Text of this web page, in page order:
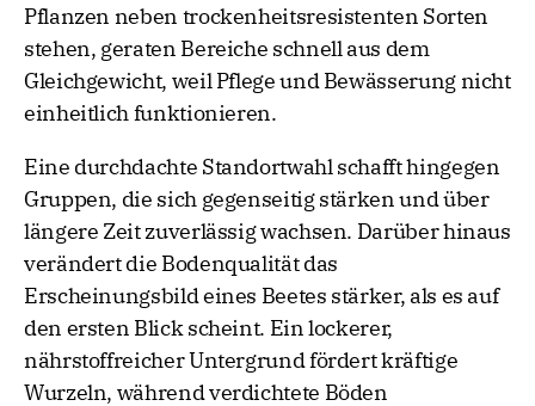
Pflanzen neben trockenheitsresistenten Sorten
stehen, geraten Bereiche schnell aus dem
Gleichgewicht, weil Pflege und Bewässerung nicht
einheitlich funktionieren.
Eine durchdachte Standortwahl schafft hingegen
Gruppen, die sich gegenseitig stärken und über
längere Zeit zuverlässig wachsen. Darüber hinaus
verändert die Bodenqualität das
Erscheinungsbild eines Beetes stärker, als es auf
den ersten Blick scheint. Ein lockerer,
nährstoffreicher Untergrund fördert kräftige
Wurzeln, während verdichtete Böden